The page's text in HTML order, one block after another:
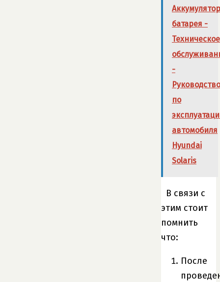
батарея -
Техническое
-
Руководство
по
автомобиля
Hyundai
Solaris
В связи с
этим стоит
помнить
что:
После